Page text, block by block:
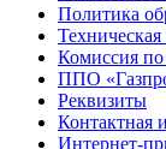
Политика
Комиссия по
ППО
Реквизиты
Контактная
Интернет-